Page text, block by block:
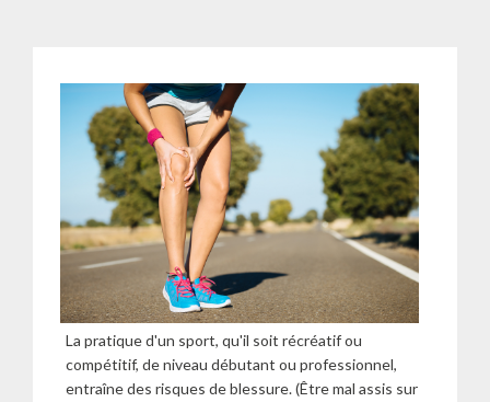
La pratique d'un sport, qu'il soit récréatif ou
compétitif, de niveau débutant ou professionnel,
entraîne des risques de blessure. (Être mal assis sur